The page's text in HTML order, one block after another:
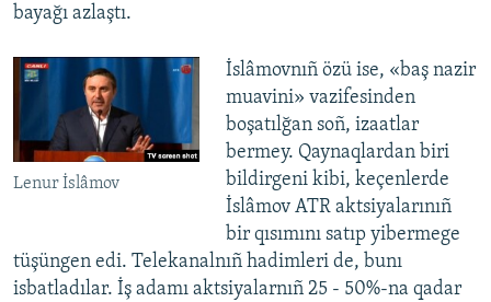
bayağı azlaştı.
Lenur İslâmov
İslâmovnıñ özü ise, «baş nazir
muavini» vazifesinden
boşatılğan soñ, izaatlar
bermey. Qaynaqlardan biri
bildirgeni kibi, keçenlerde
İslâmov ATR aktsiyalarınıñ
bir qısımını satıp yibermege
tüşüngen edi. Telekanalnıñ hadimleri de, bunı
isbatladılar. İş adamı aktsiyalarnıñ 25 - 50%-na qadar